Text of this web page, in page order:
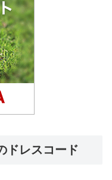
ドレスコード